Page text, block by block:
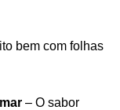
bem com folhas
– O sabor